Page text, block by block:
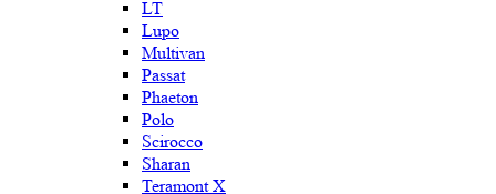
LT
Lupo
Multivan
Passat
Phaeton
Polo
Scirocco
Sharan
Teramont X